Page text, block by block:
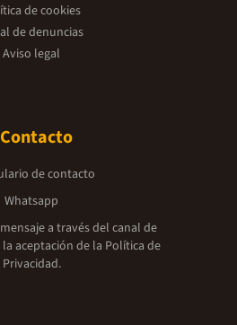
de cookies
de denuncias
Aviso legal
Contacto
de contacto
Whatsapp
a través del canal de
aceptación de la Política de
Privacidad.